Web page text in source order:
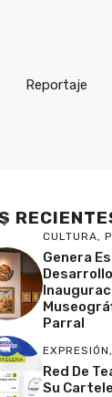
Reportaje
CULTURA,
Genera
Parral
EXPRESIÓN,
Red De
Su